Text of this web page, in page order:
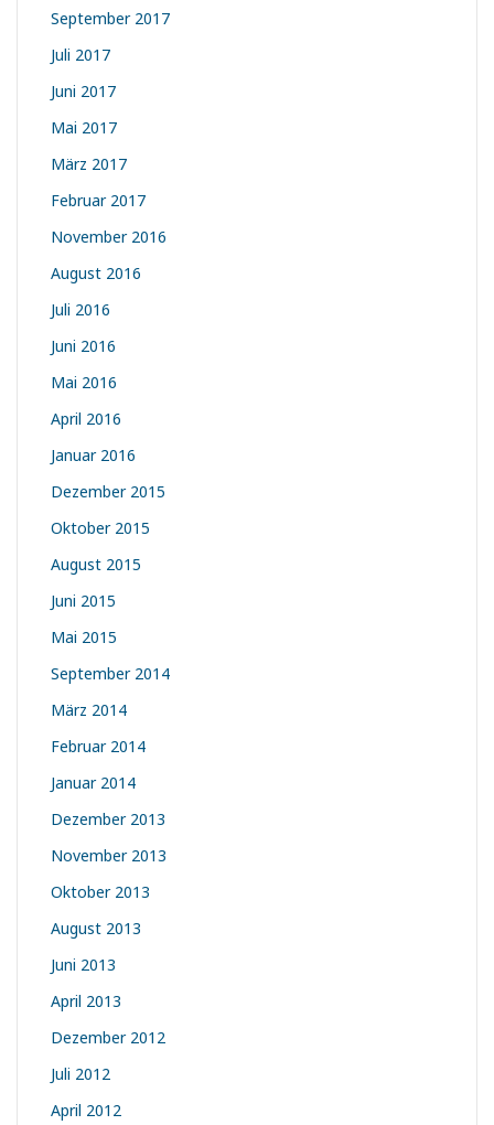
September 2017
Juli 2017
Juni 2017
Mai 2017
März 2017
Februar 2017
November 2016
August 2016
Juli 2016
Juni 2016
Mai 2016
April 2016
Januar 2016
Dezember 2015
Oktober 2015
August 2015
Juni 2015
Mai 2015
September 2014
März 2014
Februar 2014
Januar 2014
Dezember 2013
November 2013
Oktober 2013
August 2013
Juni 2013
April 2013
Dezember 2012
Juli 2012
April 2012